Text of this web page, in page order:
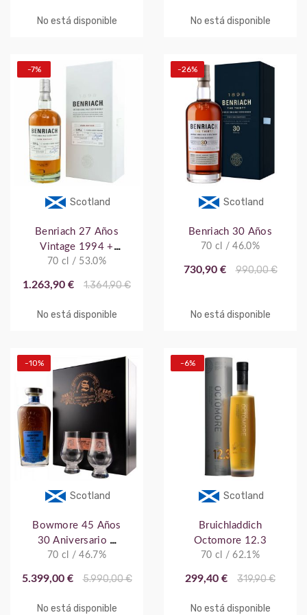
No está disponible No está disponible
Scotland
-7%
Benriach 27 Años
Vintage 1994 +
Estuche
70 cl / 53.0%
1.263,90 € 1.364,90 €
No está disponible
Scotland
-26%
Benriach 30 Años
70 cl / 46.0%
730,90 € 990,00 €
No está disponible
Scotland
-10%
Bowmore 45 Años
30 Aniversario +
Estuche y Vasos
70 cl / 46.7%
5.399,00 € 5.990,00 €
No está disponible
Scotland
-6%
Bruichladdich
Octomore 12.3
70 cl / 62.1%
299,40 € 319,90 €
No está disponible